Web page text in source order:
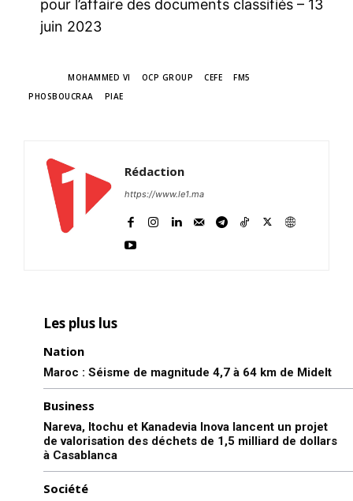
pour l’affaire des documents classifiés – 13
juin 2023
MOHAMMED VI OCP GROUP CEFE
FM5
PHOSBOUCRAA
PIAE
Rédaction
https://www.le1.ma
Les plus lus
Nation
Maroc : Séisme de magnitude 4,7 à 64 km de Midelt
Business
Nareva, Itochu et Kanadevia Inova lancent un projet
de valorisation des déchets de 1,5 milliard de dollars
à Casablanca
Société